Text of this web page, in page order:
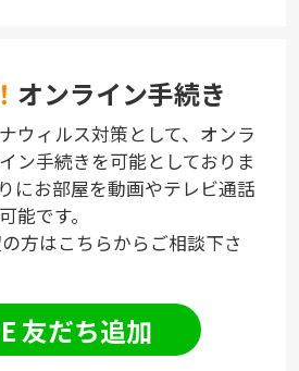
オンライン手続き
ウィルス対策として、オンラ
ン手続きを可能としておりま
にお部屋を動画やテレビ通話
能です。
方はこちらからご相談下さ
友だち追加